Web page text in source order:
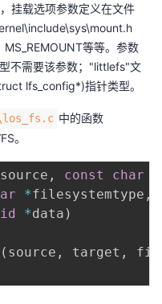
挂载选项参数定义在文件
等等。参数
不需要该参数；"littlefs"文
lfs_config*)指针类型。
中的函数
。
source , const char
*filesystemtype ,
*data )
( source , target ,